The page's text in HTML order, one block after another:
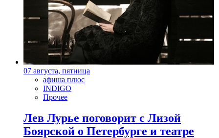
07 августа, пятница
афиша плюс
INDIGO
Прочее
Лев Лурье поговорит с Лизой
Боярской о Петербурге и театре